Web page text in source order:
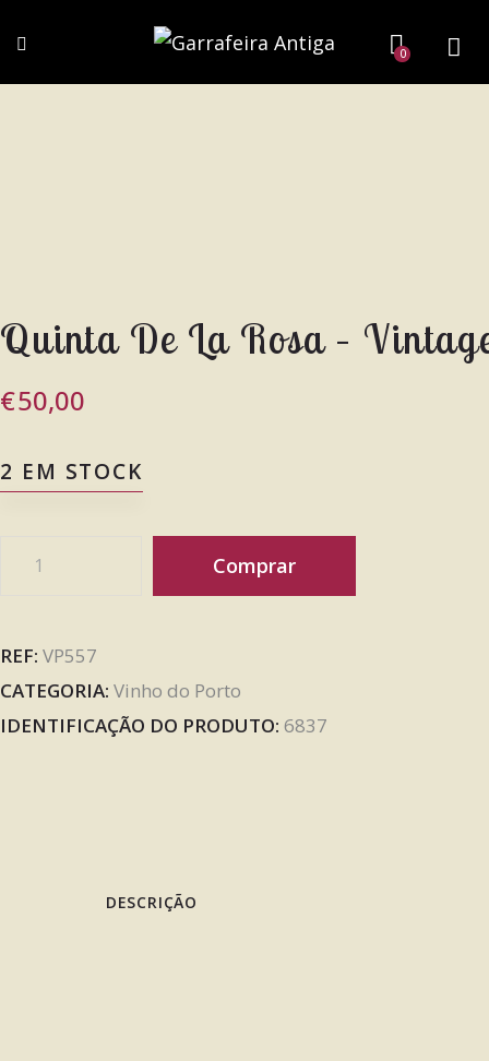
0
Quinta De La Rosa –
€50,00
2 EM STOCK
Comprar
REF: VP557
CATEGORIA: Vinho do Porto
IDENTIFICAÇÃO DO PRODUTO: 6837
DESCRIÇÃO